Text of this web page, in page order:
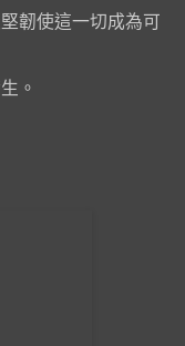
韌使這一切成為可
。